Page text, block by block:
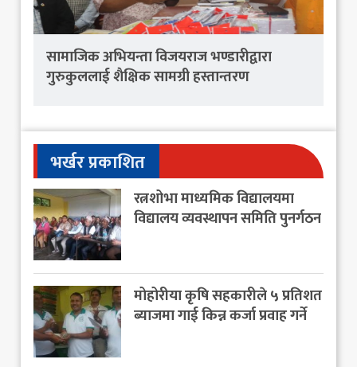
सामाजिक अभियन्ता विजयराज भण्डारीद्वारा
गुरुकुललाई शैक्षिक सामग्री हस्तान्तरण
भर्खर प्रकाशित
रत्नशोभा माध्यमिक विद्यालयमा
विद्यालय व्यवस्थापन समिति पुनर्गठन
मोहोरीया कृषि सहकारीले ५ प्रतिशत
ब्याजमा गाई किन्न कर्जा प्रवाह गर्ने